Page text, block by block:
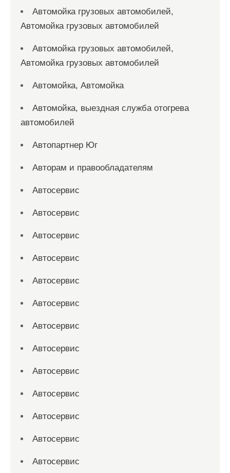
Автомойка грузовых автомобилей,
Автомойка грузовых автомобилей
Автомойка грузовых автомобилей,
Автомойка грузовых автомобилей
Автомойка, Автомойка
Автомойка, выездная служба отогрева
автомобилей
Автопартнер Юг
Авторам и правообладателям
Автосервис
Автосервис
Автосервис
Автосервис
Автосервис
Автосервис
Автосервис
Автосервис
Автосервис
Автосервис
Автосервис
Автосервис
Автосервис